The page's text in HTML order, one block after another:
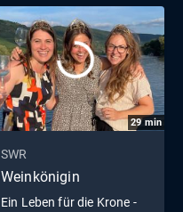
29min
SWR
Weinkönigin
Ein Leben für die Krone -